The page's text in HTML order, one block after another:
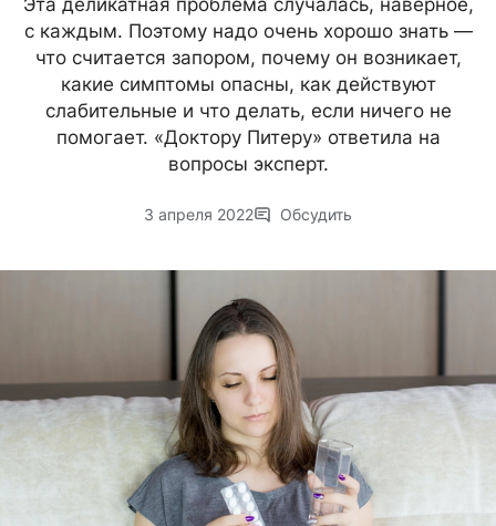
Эта деликатная проблема случалась, наверное,
с каждым. Поэтому надо очень хорошо знать —
что считается запором, почему он возникает,
какие симптомы опасны, как действуют
слабительные и что делать, если ничего не
помогает. «Доктору Питеру» ответила на
вопросы эксперт.
3 апреля 2022 Обсудить